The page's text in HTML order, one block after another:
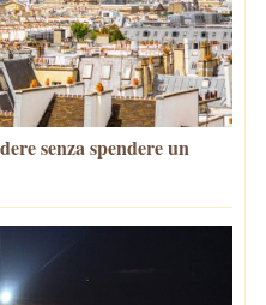
senza spendere un